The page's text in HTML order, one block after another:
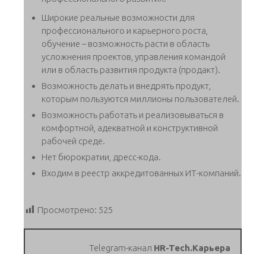
Широкие реальные возможности для
профессионального и карьерного роста,
обучение – возможность расти в область
усложнения проектов, управления командой
или в область развития продукта (продакт).
Возможность делать и внедрять продукт,
которым пользуются миллионы пользователей.
Возможность работать и реализовываться в
комфортной, адекватной и конструктивной
рабочей среде.
Нет бюрократии, дресс-кода.
Входим в реестр аккредитованных ИТ-компаний.
Просмотрено: 525
Telegram-канал HR-Tech.Карьера